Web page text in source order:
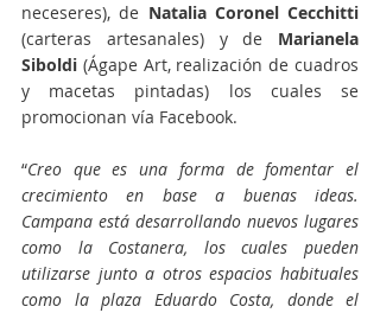
neceseres), de Natalia Coronel Cecchitti
(carteras artesanales) y de Marianela
Siboldi (Ágape Art, realización de cuadros
y macetas pintadas) los cuales se
promocionan vía Facebook.
“Creo que es una forma de fomentar el
crecimiento en base a buenas ideas.
Campana está desarrollando nuevos lugares
como la Costanera, los cuales pueden
utilizarse junto a otros espacios habituales
como la plaza Eduardo Costa, donde el